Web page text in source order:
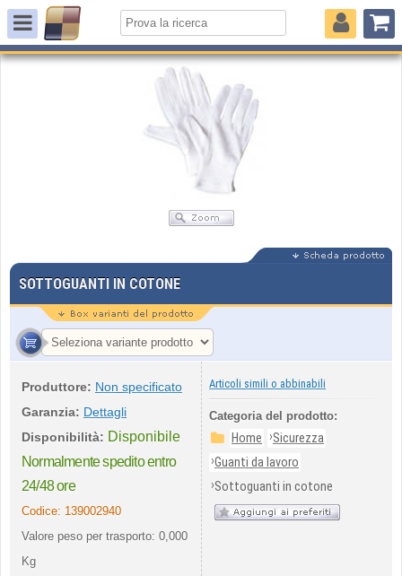
SOTTOGUANTI IN COTONE
Produttore: Non specificato
Garanzia: Dettagli
Disponibilità: Disponibile
Normalmente spedito entro
24/48 ore
Codice: 139002940
Valore peso per trasporto: 0,000
Kg
Articoli simili o abbinabili
Categoria del prodotto:
Home ›Sicurezza
›Guanti da lavoro
›Sottoguanti in cotone